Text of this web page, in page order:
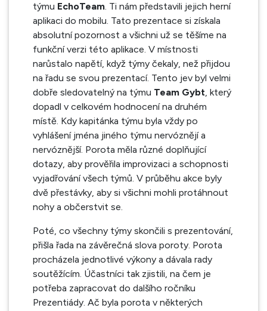
týmu EchoTeam. Ti nám představili jejich herní
aplikaci do mobilu. Tato prezentace si získala
absolutní pozornost a všichni už se těšíme na
funkční verzi této aplikace. V místnosti
narůstalo napětí, když týmy čekaly, než přijdou
na řadu se svou prezentací. Tento jev byl velmi
dobře sledovatelný na týmu Team Gybt, který
dopadl v celkovém hodnocení na druhém
místě. Kdy kapitánka týmu byla vždy po
vyhlášení jména jiného týmu nervóznějí a
nervóznější. Porota měla různé doplňující
dotazy, aby prověřila improvizaci a schopnosti
vyjadřování všech týmů. V průběhu akce byly
dvě přestávky, aby si všichni mohli protáhnout
nohy a občerstvit se.
Poté, co všechny týmy skončili s prezentování,
přišla řada na závěrečná slova poroty. Porota
procházela jednotlivé výkony a dávala rady
soutěžícím. Účastníci tak zjistili, na čem je
potřeba zapracovat do dalšího ročníku
Prezentiády. Ač byla porota v některých